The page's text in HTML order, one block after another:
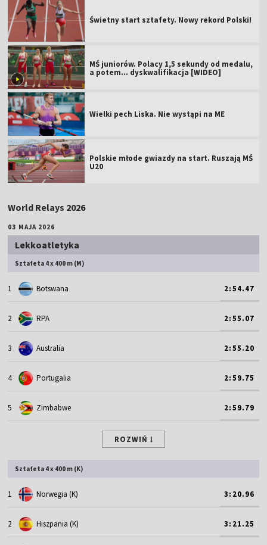
Świetny start sztafety. Nowy rekord Polski!
MŚ juniorów. Polacy 1,5 sekundy od medalu,
a potem... dyskwalifikacja [WIDEO]
Wielki pech Liska. Nie wystąpi na ME
Polskie młode gwiazdy na start. Ruszają MŚ
U20
World Relays 2026
03 MAJA 2026
Lekkoatletyka
Sztafeta 4 x 400 m (M)
1 Botswana 2:54.47
2 RPA 2:55.07
3 Australia 2:55.20
4 Portugalia 2:59.75
5 Zimbabwe 2:59.79
ROZWIŃ
Sztafeta 4 x 400 m (K)
1 Norwegia (K) 3:20.96
2 Hiszpania (K) 3:21.25